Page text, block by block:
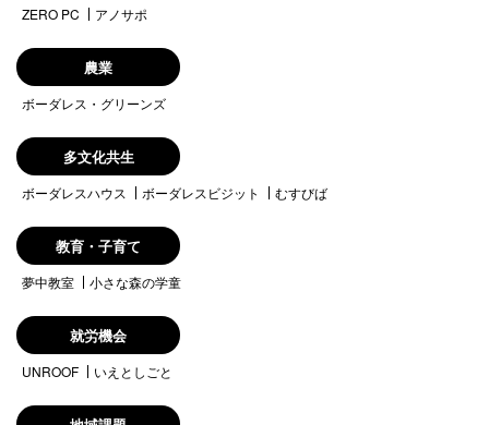
ZERO PC アノサポ
農業
ボーダレス・グリーンズ
多文化共生
ボーダレスハウス ボーダレスビジット むすびば
教育・子育て
夢中教室 小さな森の学童
就労機会
UNROOF いえとしごと